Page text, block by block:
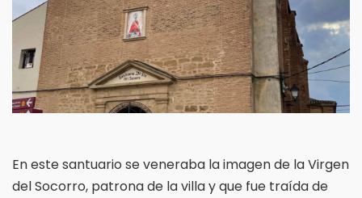
En este santuario se veneraba la imagen de la Virgen
del Socorro, patrona de la villa y que fue traída de